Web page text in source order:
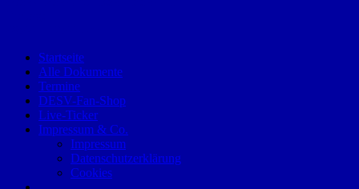
Startseite
Alle Dokumente
Termine
DESV-Fan-Shop
Live-Ticker
Impressum & Co.
Impressum
Datenschutzerklärung
Cookies